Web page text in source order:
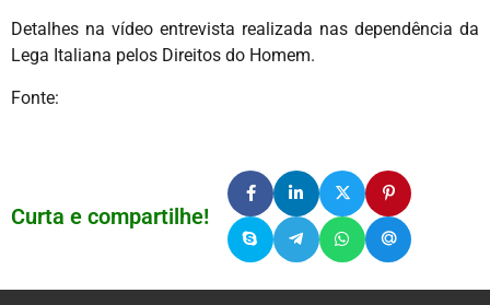
Detalhes na vídeo entrevista realizada nas dependência da
Lega Italiana pelos Direitos do Homem.
Fonte:
Curta e compartilhe!